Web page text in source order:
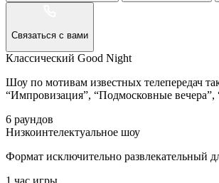
Связаться с вами
Классический Good Night
Шоу по мотивам известных телепередач
“Импровизация”, “Подмосковные вечера”,
6 раундов
Низкоинтелектуальное шоу
Формат исключительно развлекательный
1 час игры